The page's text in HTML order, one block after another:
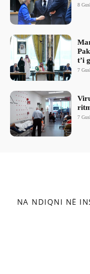
8
t’i
7
7
NA NDIQNI NË